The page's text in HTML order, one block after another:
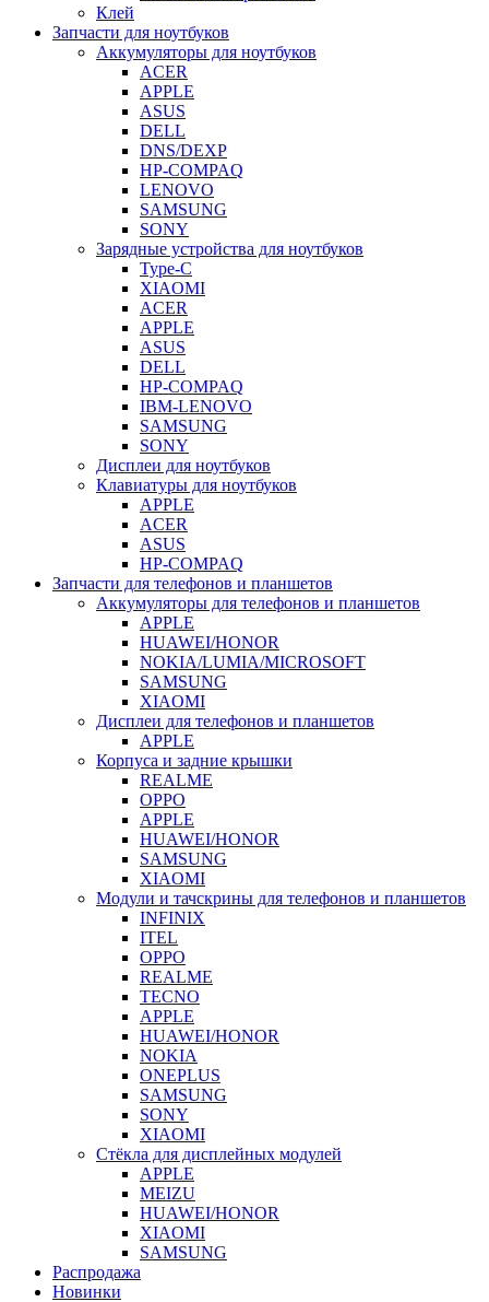
Клей
Запчасти для ноутбуков
Аккумуляторы для ноутбуков
ACER
APPLE
ASUS
DELL
DNS/DEXP
HP-COMPAQ
LENOVO
SAMSUNG
SONY
Зарядные устройства для ноутбуков
Type-C
XIAOMI
ACER
APPLE
ASUS
DELL
HP-COMPAQ
IBM-LENOVO
SAMSUNG
SONY
Дисплеи для ноутбуков
Клавиатуры для ноутбуков
APPLE
ACER
ASUS
HP-COMPAQ
Запчасти для телефонов и планшетов
Аккумуляторы для телефонов и планшетов
APPLE
HUAWEI/HONOR
NOKIA/LUMIA/MICROSOFT
SAMSUNG
XIAOMI
Дисплеи для телефонов и планшетов
APPLE
Корпуса и задние крышки
REALME
OPPO
APPLE
HUAWEI/HONOR
SAMSUNG
XIAOMI
Модули и тачскрины для телефонов и планшетов
INFINIX
ITEL
OPPO
REALME
TECNO
APPLE
HUAWEI/HONOR
NOKIA
ONEPLUS
SAMSUNG
SONY
XIAOMI
Стёкла для дисплейных модулей
APPLE
MEIZU
HUAWEI/HONOR
XIAOMI
SAMSUNG
Распродажа
Новинки